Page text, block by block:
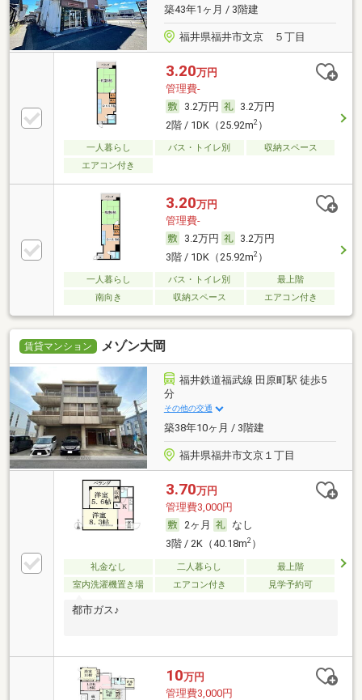
築43年1ヶ月 / 3階建
福井県福井市文京 ５丁目
3.20万円
管理費-
3.2万円
3.2万円
2階 / 1DK（25.92m2）
一人暮らし バス・トイレ別
収納スペース
エアコン付き
3.20万円
管理費-
3.2万円
3.2万円
3階 / 1DK（25.92m2）
一人暮らし バス・トイレ別
最上階
南向き
収納スペース エアコン付き
賃貸マンション メゾン大岡
福井鉄道福武線 田原町駅 徒歩5
分
その他の交通
築38年10ヶ月 / 3階建
福井県福井市文京１丁目
3.70万円
管理費3,000円
2ヶ月
なし
3階 / 2K（40.18m2）
礼金なし 二人暮らし
最上階
室内洗濯機置き場
エアコン付き 見学予約可
都市ガス♪
10万円
管理費3,000円